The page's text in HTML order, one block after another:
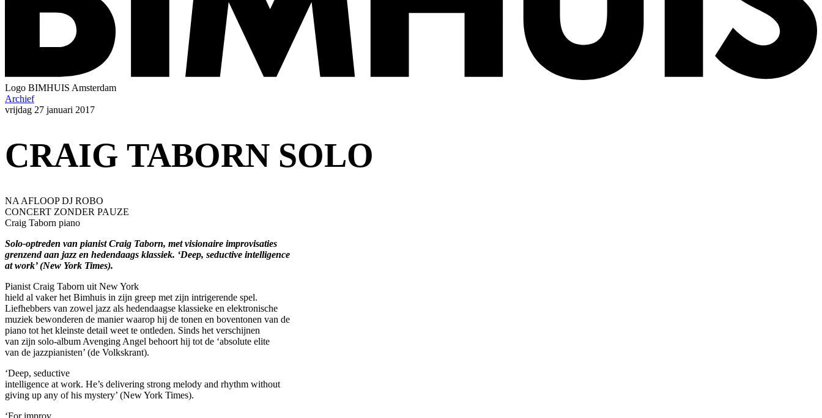
Logo BIMHUIS Amsterdam
Archief
vrijdag 27 januari 2017
CRAIG TABORN SOLO
NA AFLOOP DJ ROBO
CONCERT ZONDER PAUZE
Craig Taborn piano
Solo-optreden van pianist Craig Taborn, met visionaire improvisaties
grenzend aan jazz en hedendaags klassiek. ‘Deep, seductive intelligence
at work’ (New York Times).
Pianist Craig Taborn uit New York
hield al vaker het Bimhuis in zijn greep met zijn intrigerende spel.
Liefhebbers van zowel jazz als hedendaagse klassieke en elektronische
muziek bewonderen de manier waarop hij de tonen en boventonen van de
piano tot het kleinste detail weet te ontleden. Sinds het verschijnen
van zijn solo-album Avenging Angel behoort hij tot de ‘absolute elite
van de jazzpianisten’ (de Volkskrant).
‘Deep, seductive
intelligence at work. He’s delivering strong melody and rhythm without
giving up any of his mystery’ (New York Times).
‘For improv